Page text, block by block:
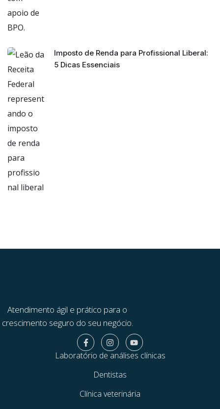
Imposto de Renda para Profissional Liberal:
5 Dicas Essenciais
Atendimento ágil e prático para o
crescimento seguro do seu negócio.
Laboratório de análises clínicas
Dentistas
Clínica veterinária